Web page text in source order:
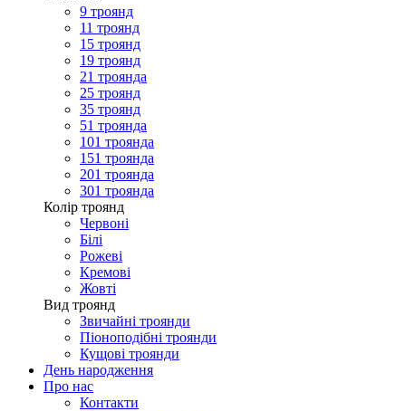
9 троянд
11 троянд
15 троянд
19 троянд
21 троянда
25 троянд
35 троянд
51 троянда
101 троянда
151 троянда
201 троянда
301 троянда
Колір троянд
Червоні
Білі
Рожеві
Кремові
Жовті
Вид троянд
Звичайні троянди
Піоноподібні троянди
Кущові троянди
День народження
Про нас
Контакти